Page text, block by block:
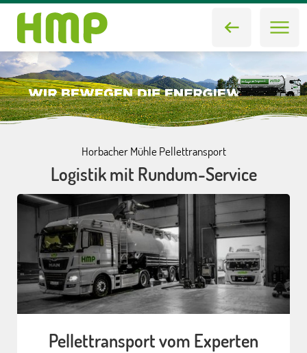
Horbacher Mühle Pellettransport
Logistik mit Rundum-Service
Pellettransport vom Experten